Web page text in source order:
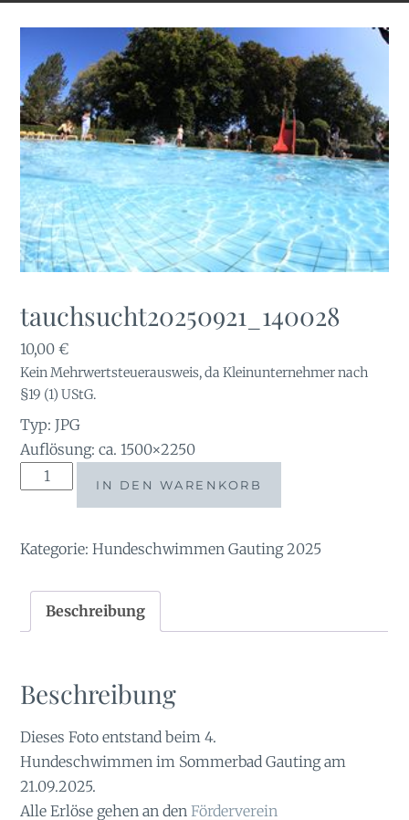
tauchsucht20250921_140028
10,00€
Kein Mehrwertsteuerausweis, da Kleinunternehmer nach
§19 (1) UStG.
Typ: JPG
Auflösung: ca. 1500×2250
tauchsucht20250921_140028
IN DEN WARENKORB
Kategorie:Hundeschwimmen Gauting 2025
Beschreibung
Beschreibung
Dieses Foto entstand beim 4.
Hundeschwimmen im Sommerbad Gauting am
21.09.2025.
Alle Erlöse gehen an denFörderverein